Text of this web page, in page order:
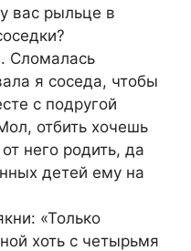
вас рыльце в
Сломалась
я соседа, чтобы
с подругой
отбить хочешь
него родить, да
детей ему на
«Только
хоть с четырьмя